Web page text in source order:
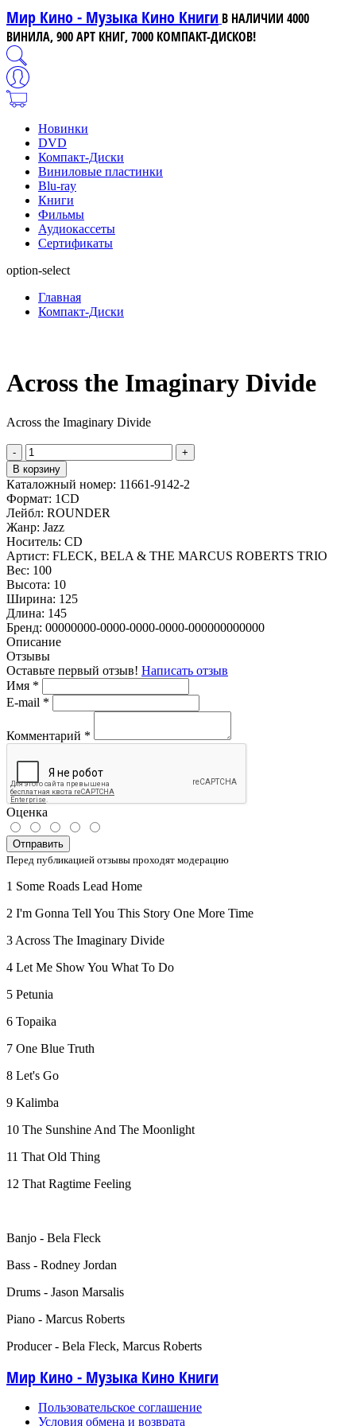
Мир Кино - Музыка Кино Книги В НАЛИЧИИ 4000
ВИНИЛА, 900 АРТ КНИГ, 7000 КОМПАКТ-ДИСКОВ!
Новинки
DVD
Компакт-Диски
Виниловые пластинки
Blu-ray
Книги
Фильмы
Аудиокассеты
Сертификаты
option-select
Главная
Компакт-Диски
Across the Imaginary Divide
Across the Imaginary Divide
-
+
В корзину
Каталожный номер: 11661-9142-2
Формат: 1CD
Лейбл: ROUNDER
Жанр: Jazz
Носитель: CD
Артист: FLECK, BELA & THE MARCUS ROBERTS TRIO
Вес: 100
Высота: 10
Ширина: 125
Длина: 145
Бренд: 00000000-0000-0000-0000-000000000000
Описание
Отзывы
Оставьте первый отзыв! Написать отзыв
Имя *
E-mail *
Комментарий *
Оценка
Отправить
Перед публикацией отзывы проходят модерацию
1 Some Roads Lead Home
2 I'm Gonna Tell You This Story One More Time
3 Across The Imaginary Divide
4 Let Me Show You What To Do
5 Petunia
6 Topaika
7 One Blue Truth
8 Let's Go
9 Kalimba
10 The Sunshine And The Moonlight
11 That Old Thing
12 That Ragtime Feeling
Banjo - Bela Fleck
Bass - Rodney Jordan
Drums - Jason Marsalis
Piano - Marcus Roberts
Producer - Bela Fleck, Marcus Roberts
Мир Кино - Музыка Кино Книги
Пользовательское соглашение
Условия обмена и возврата